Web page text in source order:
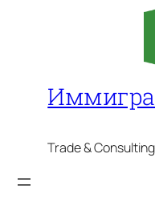
Trade &